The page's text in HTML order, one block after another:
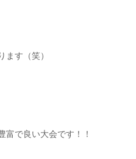
ます（笑）
富で良い大会です！！